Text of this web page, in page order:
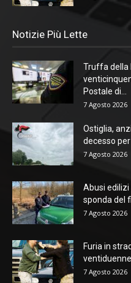
Notizie Più Lette
Truffa della
Postale di...
7 Agosto 2026
Ostiglia,
decesso per
7 Agosto 2026
Abusi edilizi
sponda del
7 Agosto 2026
Furia in
7 Agosto 2026